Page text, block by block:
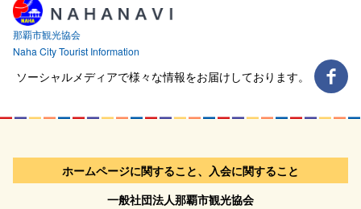
那覇市観光協会
Naha City Tourist Information
ソーシャルメディアで様々な情報をお届けしております。
ホームページに関すること、入会に関すること
一般社団法人那覇市観光協会